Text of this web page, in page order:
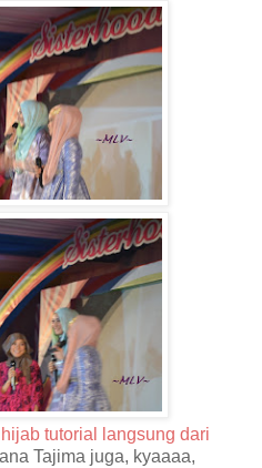
hijab tutorial langsung dari
Tajima juga, kyaaaa,